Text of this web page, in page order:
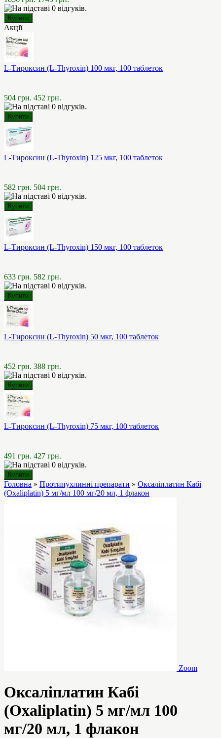
Акції
L-Тироксин (L-Thyroxin) 100 мкг, 100 таблеток
504 грн. 452 грн.
L-Тироксин (L-Thyroxin) 125 мкг, 100 таблеток
582 грн. 504 грн.
L-Тироксин (L-Thyroxin) 150 мкг, 100 таблеток
633 грн. 582 грн.
L-Тироксин (L-Thyroxin) 50 мкг, 100 таблеток
452 грн. 388 грн.
L-Тироксин (L-Thyroxin) 75 мкг, 100 таблеток
491 грн. 427 грн.
Головна » Протипухлинні препарати » Оксаліплатин Кабі
(Oxaliplatin) 5 мг/мл 100 мг/20 мл, 1 флакон
Zoom
Оксаліплатин Кабі
(Oxaliplatin) 5 мг/мл 100
мг/20 мл, 1 флакон